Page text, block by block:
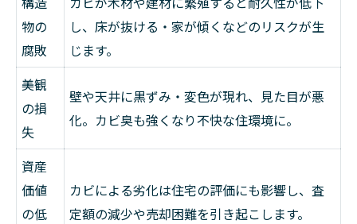
物の
腐敗
し、床が抜ける・家が傾くなどのリスクが生
じます。
美観
の損
失
壁や天井に黒ずみ・変色が現れ、見た目が悪
化。カビ臭も強くなり不快な住環境に。
資産
価値
の低
カビによる劣化は住宅の評価にも影響し、査
定額の減少や売却困難を引き起こします。